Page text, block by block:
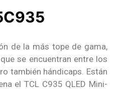
de la más tope de gama,
se encuentran entre los
también hándicaps. Están
el TCL C935 QLED Mini-